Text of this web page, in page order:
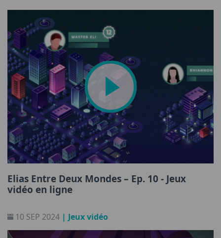
Elias Entre Deux Mondes – Ep. 10 - Jeux
vidéo en ligne
10 SEP 2024 | Jeux vidéo